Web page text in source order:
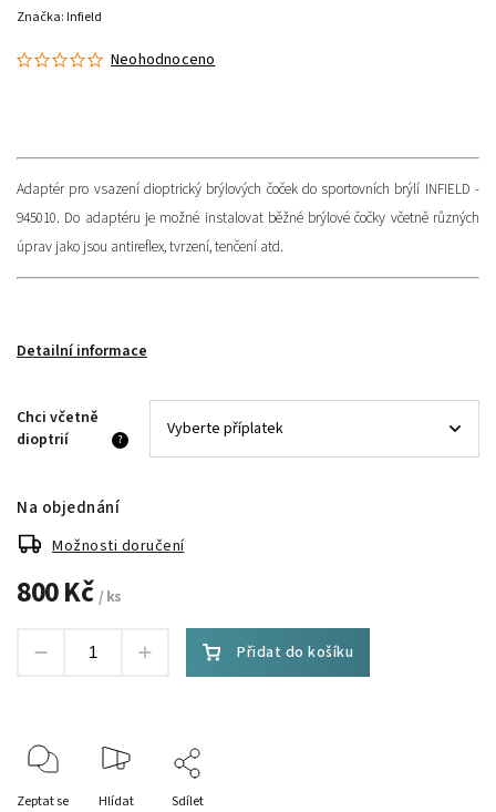
Neohodnoceno
Adaptér pro vsazení dioptrický brýlových čoček do sportovních brýlí INFIELD -
945010. Do adaptéru je možné instalovat běžné brýlové čočky včetně různých
úprav jako jsou antireflex, tvrzení, tenčení atd.
Detailní informace
Značka: Infield
Chci včetně
dioptrií
?
800 Kč / ks
Na objednání
Možnosti doručení
Přidat do košíku
Zeptat se Hlídat Sdílet